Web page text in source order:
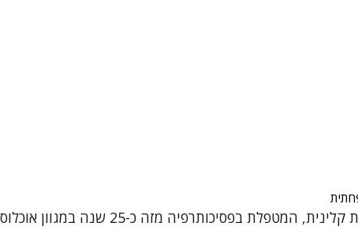
נעים להכיר שמי אפרת, אני עובדת